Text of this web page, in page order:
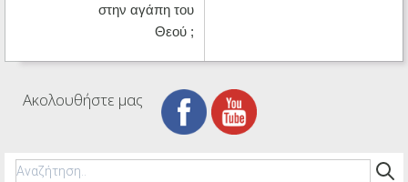
στην αγάπη του
Θεού ;
Ακολουθήστε μας